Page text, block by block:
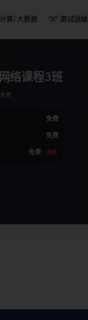
算/大数据 测试运维
络课程3班
免费
免费
免费
免费 推荐